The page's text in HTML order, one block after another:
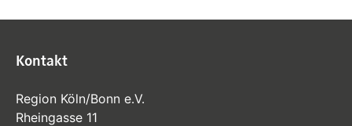
Kontakt
Region Köln/Bonn e.V.
Rheingasse 11